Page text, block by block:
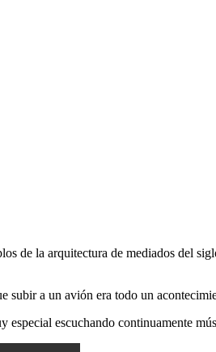
de la arquitectura de mediados del
subir a un avión era todo un
especial escuchando continuamente